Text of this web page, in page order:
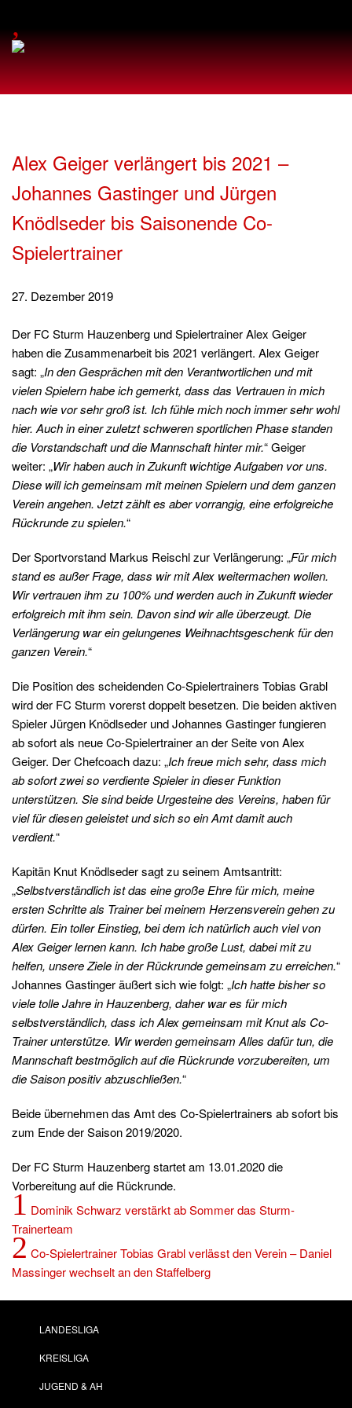
,
Alex Geiger verlängert bis 2021 –
Johannes Gastinger und Jürgen
Knödlseder bis Saisonende Co-
Spielertrainer
27. Dezember 2019
Der FC Sturm Hauzenberg und Spielertrainer Alex Geiger
haben die Zusammenarbeit bis 2021 verlängert. Alex Geiger
sagt: „In den Gesprächen mit den Verantwortlichen und mit
vielen Spielern habe ich gemerkt, dass das Vertrauen in mich
nach wie vor sehr groß ist. Ich fühle mich noch immer sehr wohl
hier. Auch in einer zuletzt schweren sportlichen Phase standen
die Vorstandschaft und die Mannschaft hinter mir.“ Geiger
weiter: „Wir haben auch in Zukunft wichtige Aufgaben vor uns.
Diese will ich gemeinsam mit meinen Spielern und dem ganzen
Verein angehen. Jetzt zählt es aber vorrangig, eine erfolgreiche
Rückrunde zu spielen.“
Der Sportvorstand Markus Reischl zur Verlängerung: „Für mich
stand es außer Frage, dass wir mit Alex weitermachen wollen.
Wir vertrauen ihm zu 100% und werden auch in Zukunft wieder
erfolgreich mit ihm sein. Davon sind wir alle überzeugt. Die
Verlängerung war ein gelungenes Weihnachtsgeschenk für den
ganzen Verein.“
Die Position des scheidenden Co-Spielertrainers Tobias Grabl
wird der FC Sturm vorerst doppelt besetzen. Die beiden aktiven
Spieler Jürgen Knödlseder und Johannes Gastinger fungieren
ab sofort als neue Co-Spielertrainer an der Seite von Alex
Geiger. Der Chefcoach dazu: „Ich freue mich sehr, dass mich
ab sofort zwei so verdiente Spieler in dieser Funktion
unterstützen. Sie sind beide Urgesteine des Vereins, haben für
viel für diesen geleistet und sich so ein Amt damit auch
verdient.“
Kapitän Knut Knödlseder sagt zu seinem Amtsantritt:
„Selbstverständlich ist das eine große Ehre für mich, meine
ersten Schritte als Trainer bei meinem Herzensverein gehen zu
dürfen. Ein toller Einstieg, bei dem ich natürlich auch viel von
Alex Geiger lernen kann. Ich habe große Lust, dabei mit zu
helfen, unsere Ziele in der Rückrunde gemeinsam zu erreichen.“
Johannes Gastinger äußert sich wie folgt: „Ich hatte bisher so
viele tolle Jahre in Hauzenberg, daher war es für mich
selbstverständlich, dass ich Alex gemeinsam mit Knut als Co-
Trainer unterstütze. Wir werden gemeinsam Alles dafür tun, die
Mannschaft bestmöglich auf die Rückrunde vorzubereiten, um
die Saison positiv abzuschließen.“
Beide übernehmen das Amt des Co-Spielertrainers ab sofort bis
zum Ende der Saison 2019/2020.
Der FC Sturm Hauzenberg startet am 13.01.2020 die
Vorbereitung auf die Rückrunde.
1 Dominik Schwarz verstärkt ab Sommer das Sturm-
Trainerteam
2 Co-Spielertrainer Tobias Grabl verlässt den Verein – Daniel
Massinger wechselt an den Staffelberg
LANDESLIGA
KREISLIGA
JUGEND & AH